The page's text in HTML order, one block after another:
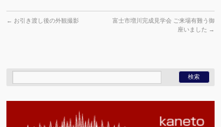
← お引き渡し後の外観撮影
富士市増川完成見学会 ご来場有難う御
座いました →